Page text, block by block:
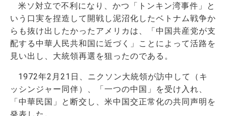
米ソ対立で不利になり、かつ「トンキン湾事件」と
いう口実を捏造して開戦し泥沼化したベトナム戦争か
らも抜け出したかったアメリカは、「中国共産党が支
配する中華人民共和国に近づく」ことによって活路を
見い出し、大統領再選を狙ったのである。
1972年2月21日、ニクソン大統領が訪中して（キ
ッシンジャー同伴）、「一つの中国」を受け入れ、
「中華民国」と断交し、米中国交正常化の共同声明を